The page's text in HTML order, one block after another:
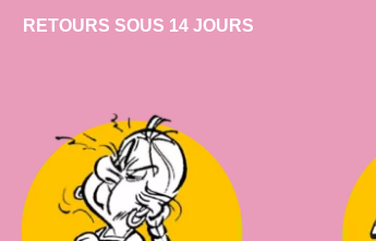
RETOURS SOUS 14 JOURS